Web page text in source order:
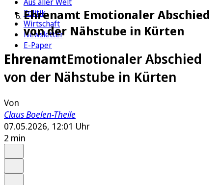
Politik
Wirtschaft
Newsletter
E-Paper
Ehrenamt Emotionaler Abschied
von der Nähstube in Kürten
EhrenamtEmotionaler Abschied
von der Nähstube in Kürten
Von
Claus Boelen-Theile
07.05.2026, 12:01 Uhr
2 min